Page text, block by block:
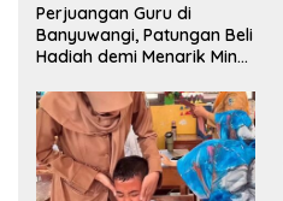
Perjuangan Guru di
Banyuwangi, Patungan Beli
Hadiah demi Menarik Minat